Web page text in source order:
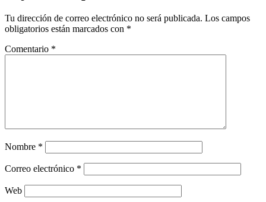
Tu dirección de correo electrónico no será publicada. Los campos
obligatorios están marcados con *
Comentario *
Nombre *
Correo electrónico *
Web